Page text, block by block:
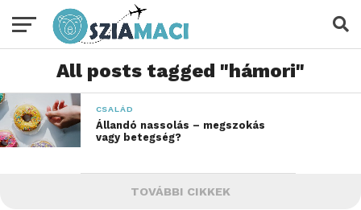
All posts tagged "hámori"
CSALÁD
Állandó nassolás – megszokás
vagy betegség?
TOVÁBBI CIKKEK